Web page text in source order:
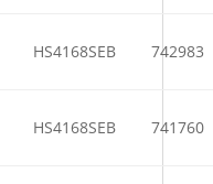
HS4168SEB 742983
HS4168SEB 741760